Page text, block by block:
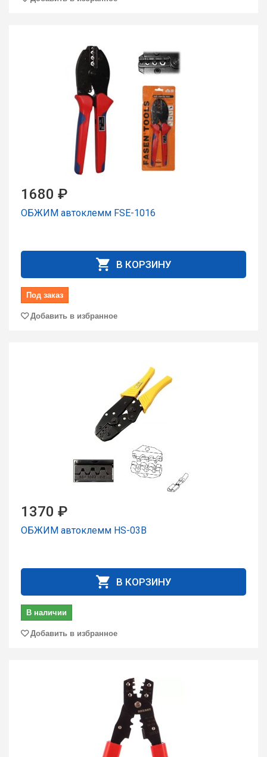
1680 ₽
ОБЖИМ автоклемм FSE-1016
В КОРЗИНУ
Под заказ
Добавить в избранное
1370 ₽
ОБЖИМ автоклемм HS-03B
В КОРЗИНУ
В наличии
Добавить в избранное